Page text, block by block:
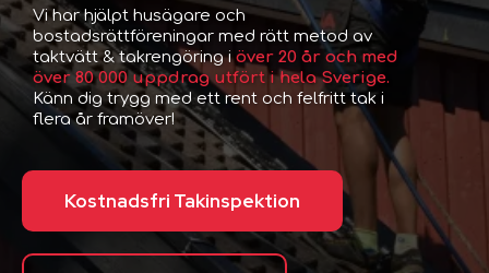
Vi har hjälpt husägare och
bostadsrättföreningar med rätt metod av
taktvätt & takrengöring iöver 20 år och med
över 80 000 uppdrag utfört i hela Sverige.
Känn dig trygg med ett rent och felfritt tak i
flera år framöver!
Kostnadsfri Takinspektion